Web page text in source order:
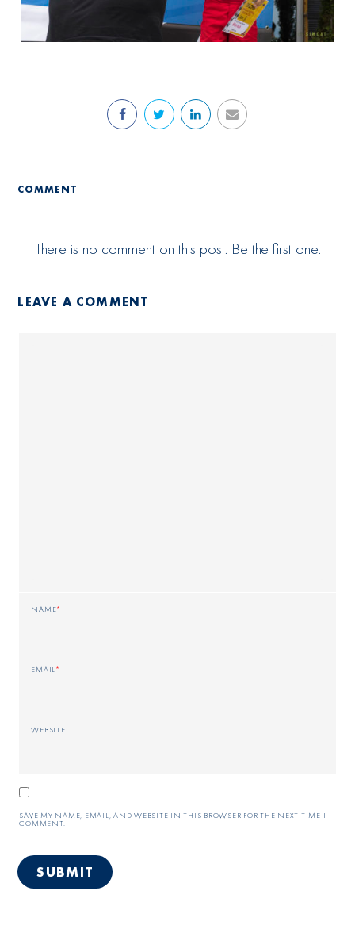
COMMENT
There is no comment on this post. Be the first one.
LEAVE A COMMENT
NAME*
EMAIL*
WEBSITE
SAVE MY NAME, EMAIL, AND WEBSITE IN THIS BROWSER FOR THE NEXT TIME I
COMMENT.